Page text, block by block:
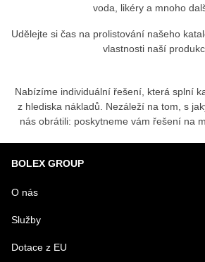
voda, likéry a mnoho
Udělejte si čas na prolistování našeho
vlastnosti naší
Nabízíme individuální řešení, která splní
z hlediska nákladů. Nezáleží na tom, s
nás obrátili: poskytneme vám řešení na
BOLEX GROUP
O nás
Služby
Dotace z EU